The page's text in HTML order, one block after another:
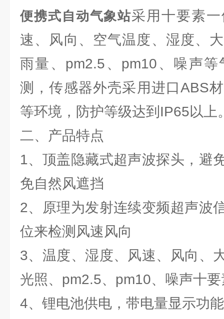
便携式自动气象站采用十要素
速、风向、空气温度、湿度、
雨量、pm2.5、pm10、噪声
测，传感器外壳采用进口ABS
等环境，防护等级达到IP65以上
二、产品特点
1、顶盖隐藏式超声波探头，避
免自然风遮挡
2、原理为发射连续变频超声波
位来检测风速风向
3、温度、湿度、风速、风向、
光照、pm2.5、pm10、噪声十
4、锂电池供电，带电量显示功能